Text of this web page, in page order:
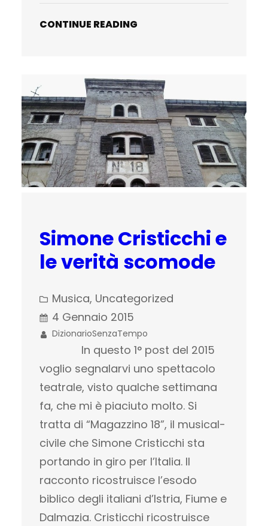
CONTINUE READING
Simone Cristicchi e
le verità scomode
Musica, Uncategorized
4 Gennaio 2015
DizionarioSenzaTempo
In questo 1° post del 2015
voglio segnalarvi uno spettacolo
teatrale, visto qualche settimana
fa, che mi è piaciuto molto. Si
tratta di “Magazzino 18”, il musical-
civile che Simone Cristicchi sta
portando in giro per l’Italia. Il
racconto ricostruisce l’esodo
biblico degli italiani d’Istria, Fiume e
Dalmazia. Cristicchi ricostruisce